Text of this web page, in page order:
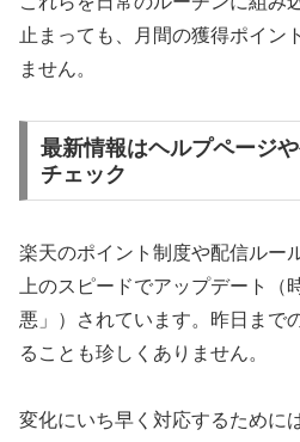
止まっても、月間の獲得ポイン
ません。
最新情報はヘルプページ
チェック
楽天のポイント制度や配信ルー
上のスピードでアップデート（
悪」）されています。昨日まで
ることも珍しくありません。
変化にいち早く対応するために